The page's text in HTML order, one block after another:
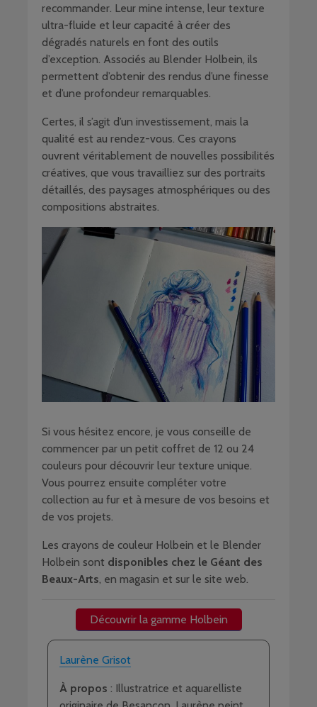
recommander. Leur mine intense, leur texture
ultra-fluide et leur capacité à créer des
dégradés naturels en font des outils
d’exception. Associés au Blender Holbein, ils
permettent d’obtenir des rendus d’une finesse
et d’une profondeur remarquables.
Certes, il s’agit d’un investissement, mais la
qualité est au rendez-vous. Ces crayons
ouvrent véritablement de nouvelles possibilités
créatives, que vous travailliez sur des portraits
détaillés, des paysages atmosphériques ou des
compositions abstraites.
Si vous hésitez encore, je vous conseille de
commencer par un petit coffret de 12 ou 24
couleurs pour découvrir leur texture unique.
Vous pourrez ensuite compléter votre
collection au fur et à mesure de vos besoins et
de vos projets.
Les crayons de couleur Holbein et le Blender
Holbein sont disponibles chez le Géant des
Beaux-Arts, en magasin et sur le site web.
Découvrir la gamme Holbein
Laurène Grisot
À propos : Illustratrice et aquarelliste